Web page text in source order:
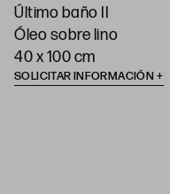
Último baño II
Óleo sobre lino
40 x 100 cm
SOLICITAR INFORMACIÓN